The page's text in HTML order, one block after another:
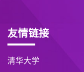
友情链接
清华大学